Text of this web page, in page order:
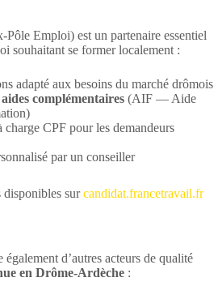
Pôle Emploi) est un partenaire essentiel
souhaitant se former localement :
adapté aux besoins du marché drômois
complémentaires (AIF — Aide
charge CPF pour les demandeurs
par un conseiller
surcandidat.francetravail.fr
d’autres acteurs de qualité
en Drôme-Ardèche :